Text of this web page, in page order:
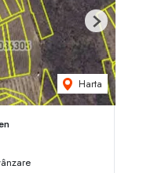
Harta
Next